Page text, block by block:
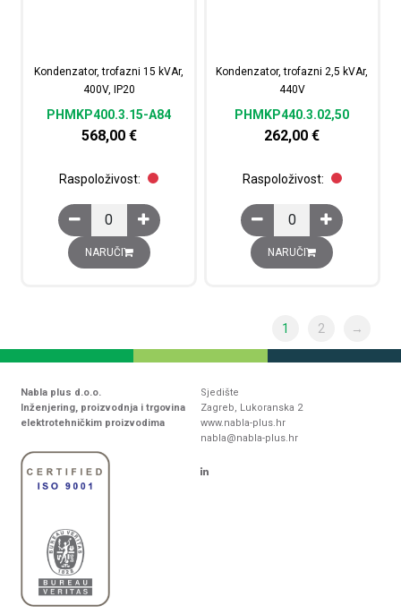
Kondenzator, trofazni 15 kVAr,
400V, IP20
PHMKP400.3.15-A84
568,00 €
Raspoloživost:
Kondenzator, trofazni 15 kVAr, 400V, IP20 količina
NARUČI
Kondenzator, trofazni 2,5 kVAr,
440V
PHMKP440.3.02,50
262,00€
Raspoloživost:
Kondenzator, trofazni
NARUČI
1 2 →
Nabla plus d.o.o.
Inženjering, proizvodnja i trgovina
elektrotehničkim proizvodima
Sjedište
Zagreb, Lukoranska 2
www.nabla-plus.hr
nabla@nabla-plus.hr